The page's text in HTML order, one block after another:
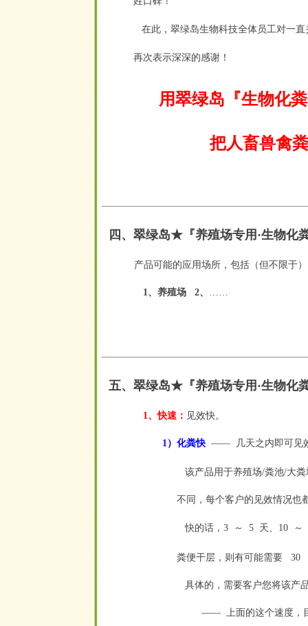
在此，翠绿岛生物科技全体员工对一
再次表示深深的感谢！
用翠绿岛『生物化
把人畜兽禽粪
四、 翠绿岛★『养殖场专用·生物化
产品可能的应用场所，包括（但不限于
1、养殖场 2、 ……
五、翠绿岛★『养殖场专用·生物化
1、快速： 见效快。
1）化粪快 —— 几天之内即可见
该产品用于养殖场/粪池/大
不同，每个客户的见效情况也
快的话，3 ～ 5 天、10 ～
粪便干层，则有可能需要 30
具体的，需要客户您将该产
—— 上面的这个速度，